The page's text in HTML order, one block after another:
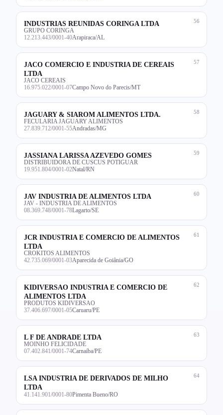
56
INDUSTRIAS REUNIDAS CORINGA LTDA
GRUPO CORINGA
12.213.443/0001-40Arapiraca/AL
57
JACO COMERCIO E INDUSTRIA DE CEREAIS
LTDA
JACO CEREAIS
16.975.022/0001-07Campo Novo do Parecis/MT
58
JAGUARY & SIAROM ALIMENTOS LTDA.
FECULARIA JAGUARY ALIMENTOS
27.839.712/0001-55Andradas/MG
59
JASSIANA LARISSA AZEVEDO GOMES
DISTRIBUIDORA DE CUSCUS POTIGUAR
19.951.804/0001-02Natal/RN
60
JAV INDUSTRIA DE ALIMENTOS LTDA
JAV - INDUSTRIA DE ALIMENTOS
08.369.748/0001-78Lagarto/SE
61
JCR INDUSTRIA E COMERCIO DE ALIMENTOS
LTDA
CROKITOS ALIMENTOS
42.735.069/0001-03Aparecida de Goiânia/GO
62
KIDIVERSAO INDUSTRIA E COMERCIO DE
ALIMENTOS LTDA
PRODUTOS KIDIVERSAO
37.406.697/0001-05Caruaru/PE
63
L F DE ANDRADE LTDA
MOINHO FELICIDADE
07.402.841/0001-74Carnaíba/PE
64
LSA INDUSTRIA DE DERIVADOS DE MILHO
LTDA
41.141.901/0001-80Pimenta Bueno/RO